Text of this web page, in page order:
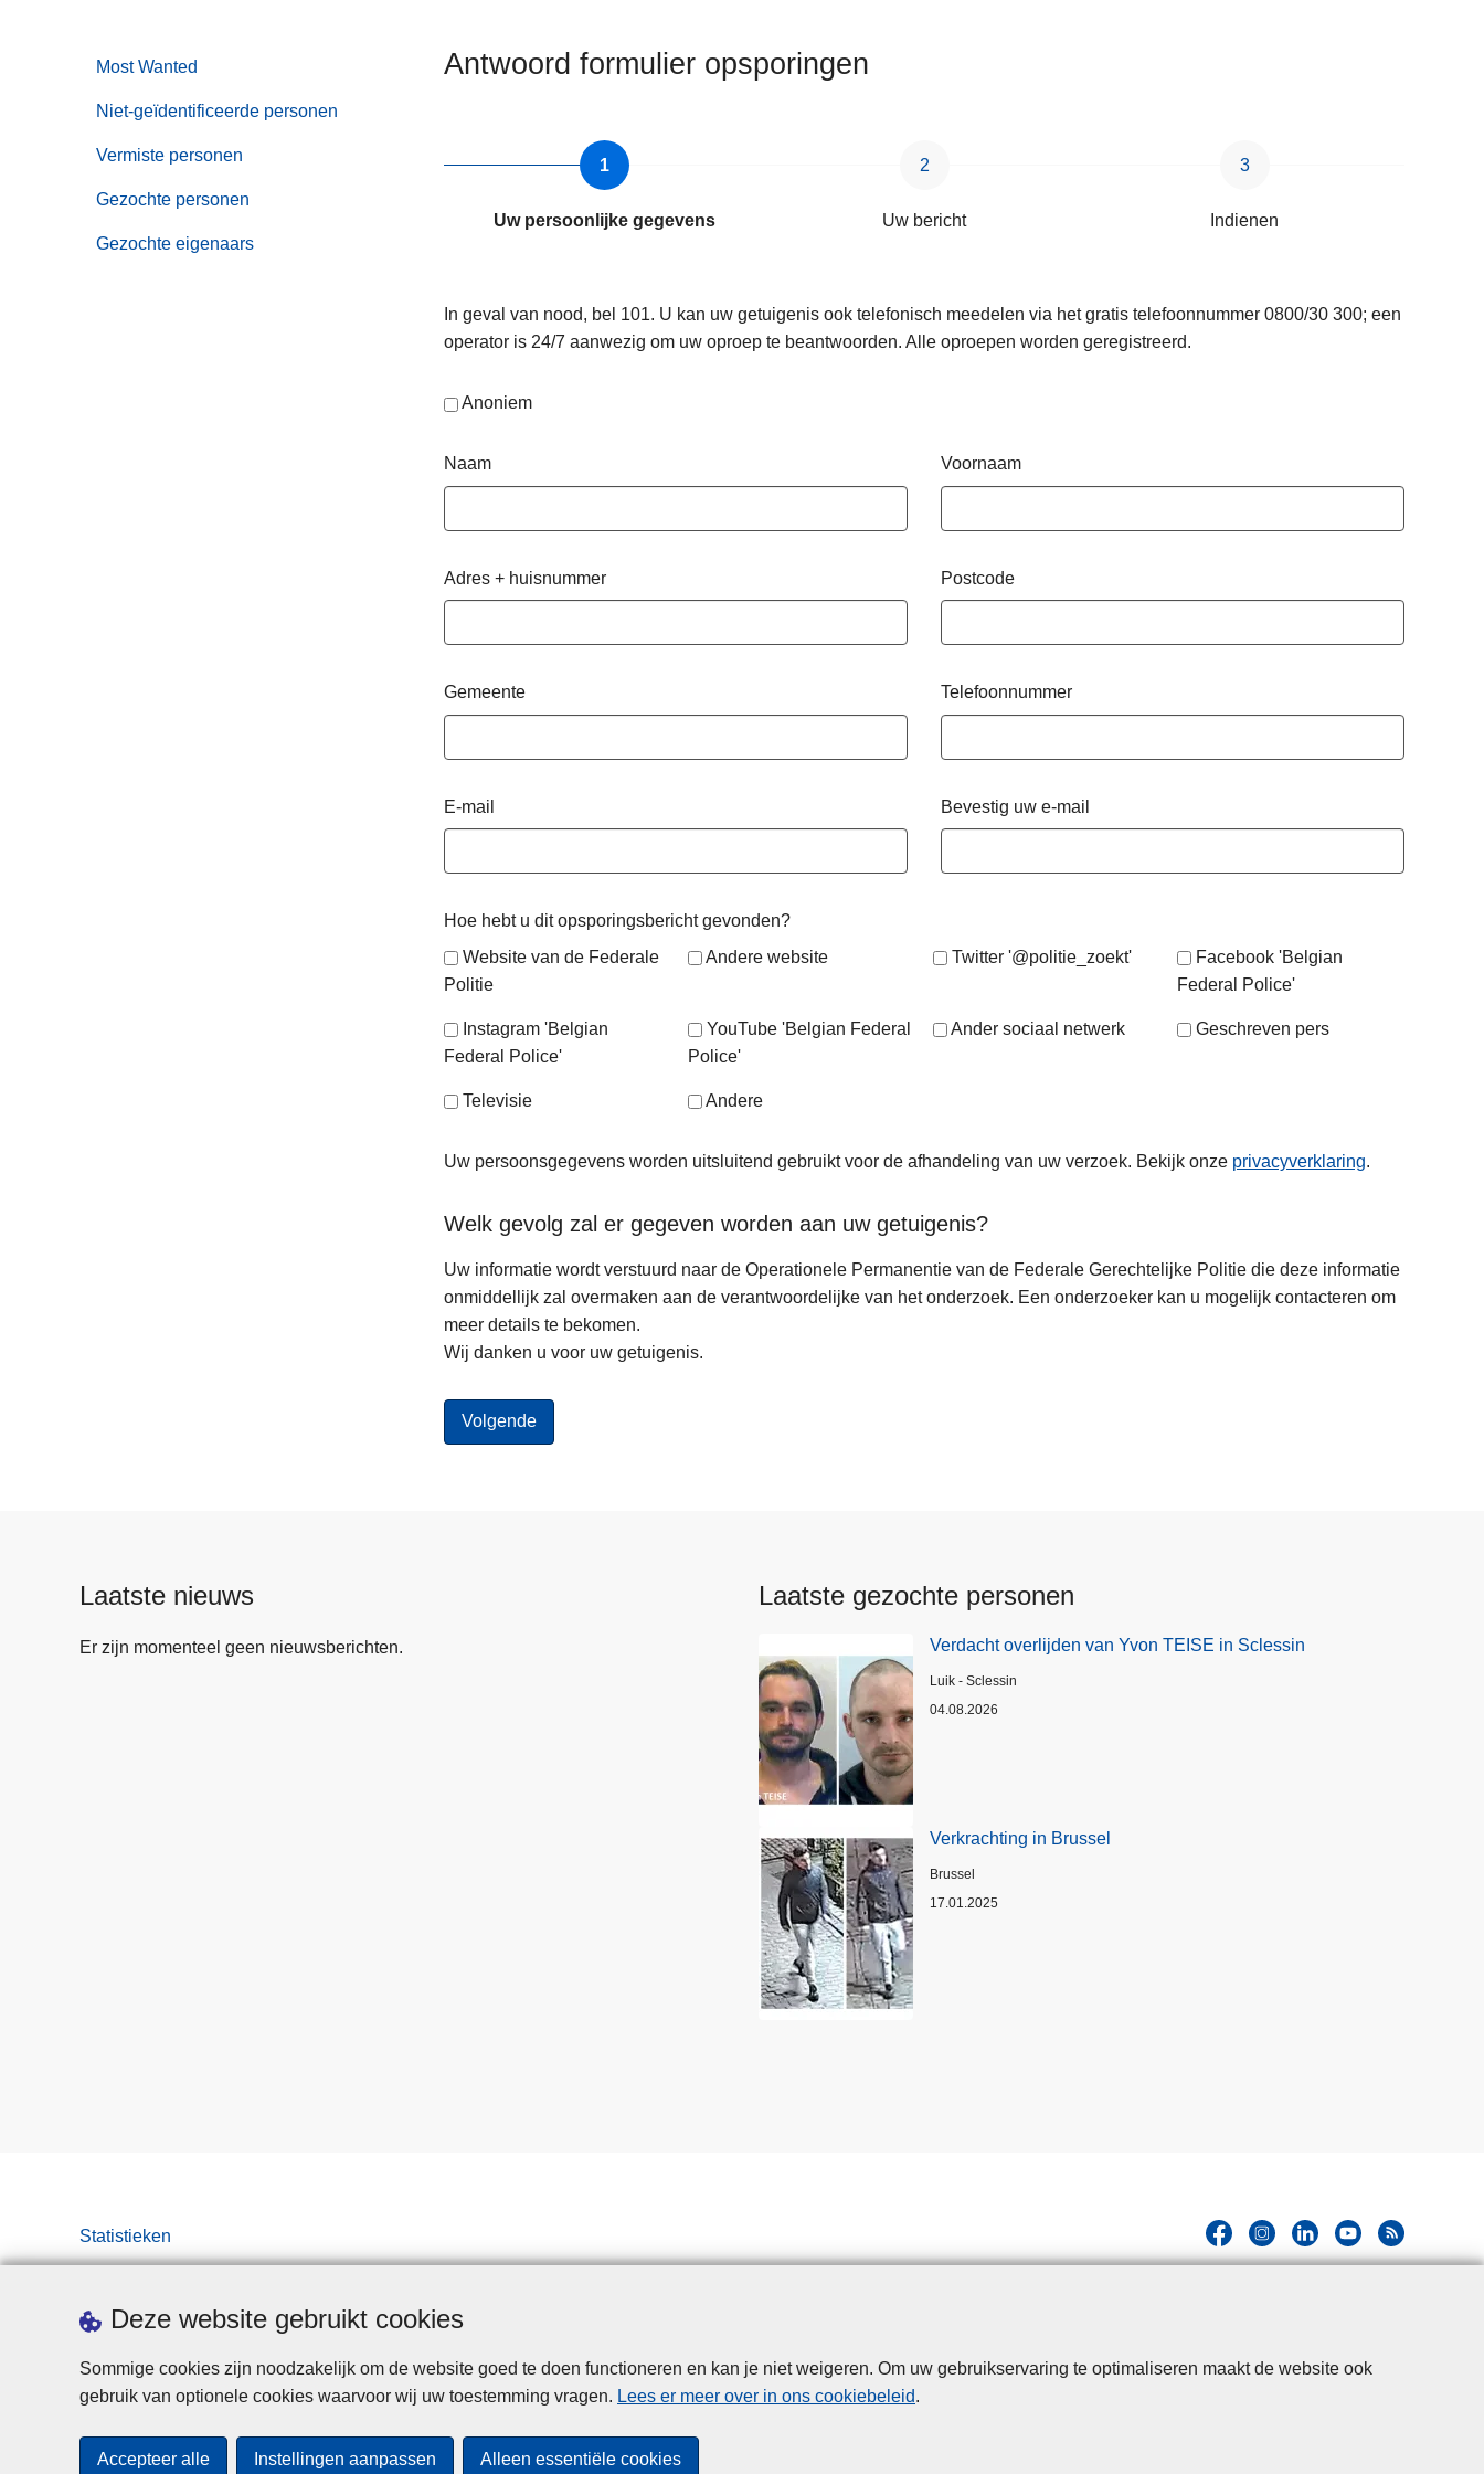
Deze website gebruikt cookies
Sommige cookies zijn noodzakelijk om de website goed te doen functioneren en kan je niet weigeren. Om uw gebruikservaring te optimaliseren maakt de website ook
gebruik van optionele cookies waarvoor wij uw toestemming vragen. Lees er meer over in ons cookiebeleid.
Accepteer alle Instellingen aanpassen Alleen essentiële cookies
Most Wanted
Niet-geïdentificeerde personen
Vermiste personen
Gezochte personen
Gezochte eigenaars
Antwoord formulier opsporingen
Uw persoonlijke gegevens Uw bericht Indienen
In geval van nood, bel 101. U kan uw getuigenis ook telefonisch meedelen via het gratis telefoonnummer 0800/30 300; een
operator is 24/7 aanwezig om uw oproep te beantwoorden. Alle oproepen worden geregistreerd.
Anoniem
Naam Voornaam
Adres + huisnummer Postcode
Gemeente Telefoonnummer
E-mail Bevestig uw e-mail
Hoe hebt u dit opsporingsbericht gevonden?
Website van de Federale
Politie
Andere website Twitter '@politie_zoekt'
Facebook 'Belgian
Federal Police'
Instagram 'Belgian
Federal Police'
YouTube 'Belgian Federal
Police'
Ander sociaal netwerk Geschreven pers
Televisie Andere
Uw persoonsgegevens worden uitsluitend gebruikt voor de afhandeling van uw verzoek. Bekijk onze privacyverklaring.
Welk gevolg zal er gegeven worden aan uw getuigenis?
Uw informatie wordt verstuurd naar de Operationele Permanentie van de Federale Gerechtelijke Politie die deze informatie
onmiddellijk zal overmaken aan de verantwoordelijke van het onderzoek. Een onderzoeker kan u mogelijk contacteren om
meer details te bekomen.
Wij danken u voor uw getuigenis.
Laatste nieuws
Er zijn momenteel geen nieuwsberichten.
Laatste gezochte personen
Verdacht overlijden van Yvon TEISE in Sclessin
Plaats
Luik - Sclessin
04.08.2026
Verkrachting in Brussel
Plaats
Brussel
17.01.2025
Statistieken
Disclaimer Privacy Cookies Toegankelijkheid
© 2026 Politie.be